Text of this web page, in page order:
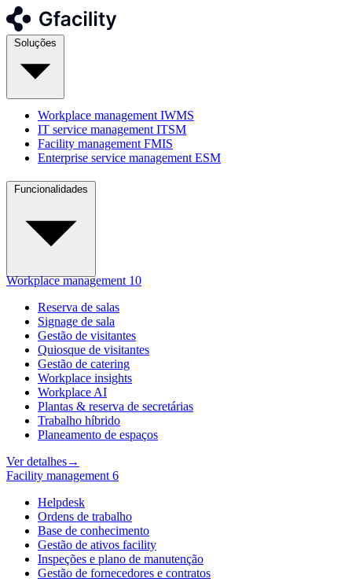
Workplace management IWMS
IT service management ITSM
Facility management FMIS
Enterprise service management ESM
Workplace management 10
Reserva de salas
Signage de sala
Gestão de visitantes
Quiosque de visitantes
Gestão de catering
Workplace insights
Workplace AI
Plantas & reserva de secretárias
Trabalho híbrido
Planeamento de espaços
Ver detalhes→
Facility management 6
Helpdesk
Ordens de trabalho
Base de conhecimento
Gestão de ativos facility
Inspeções e plano de manutenção
Gestão de fornecedores e contratos